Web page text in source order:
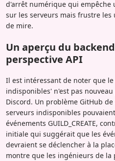
d'arrêt numérique qui empêche
sur les serveurs mais frustre
de mire.
Un aperçu du
perspective API
Il est intéressant de noter que
indisponibles' n'est pas
Discord. Un problème GitHub
serveurs indisponibles
événements GUILD_CREATE,
initiale qui suggérait que les
devraient se déclencher à la
montre que les ingénieurs de